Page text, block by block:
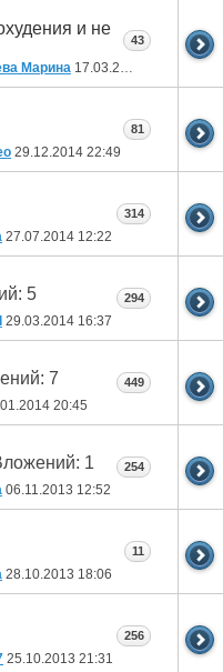
и не
Марина 17.03.2015
43
29.12.2014 22:49
81
27.07.2014 12:22
314
29.03.2014 16:37
294
20:45
449
06.11.2013 12:52
254
28.10.2013 18:06
11
25.10.2013 21:31
256